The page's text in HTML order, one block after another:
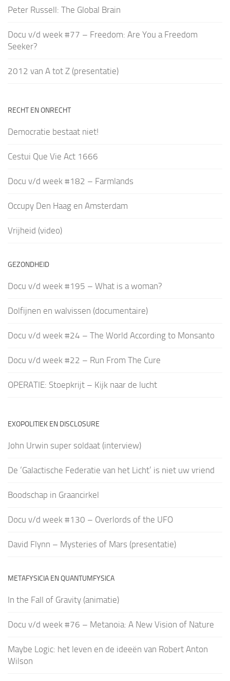
Peter Russell: The Global Brain
Docu v/d week #77 – Freedom: Are You a Freedom
Seeker?
2012 van A tot Z (presentatie)
RECHT EN ONRECHT
Democratie bestaat niet!
Cestui Que Vie Act 1666
Docu v/d week #182 – Farmlands
Occupy Den Haag en Amsterdam
Vrijheid (video)
GEZONDHEID
Docu v/d week #195 – What is a woman?
Dolfijnen en walvissen (documentaire)
Docu v/d week #24 – The World According to Monsanto
Docu v/d week #22 – Run From The Cure
OPERATIE: Stoepkrijt – Kijk naar de lucht
EXOPOLITIEK EN DISCLOSURE
John Urwin super soldaat (interview)
De ‘Galactische Federatie van het Licht’ is niet uw vriend
Boodschap in Graancirkel
Docu v/d week #130 – Overlords of the UFO
David Flynn – Mysteries of Mars (presentatie)
METAFYSICIA EN QUANTUMFYSICA
In the Fall of Gravity (animatie)
Docu v/d week #76 – Metanoia: A New Vision of Nature
Maybe Logic: het leven en de ideeën van Robert Anton
Wilson